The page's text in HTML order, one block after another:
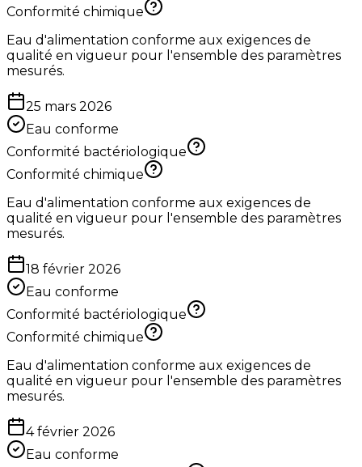
Conformité chimique
Eau d'alimentation conforme aux exigences de
qualité en vigueur pour l'ensemble des paramètres
mesurés.
25 mars 2026
Eau conforme
Conformité bactériologique
Conformité chimique
Eau d'alimentation conforme aux exigences de
qualité en vigueur pour l'ensemble des paramètres
mesurés.
18 février 2026
Eau conforme
Conformité bactériologique
Conformité chimique
Eau d'alimentation conforme aux exigences de
qualité en vigueur pour l'ensemble des paramètres
mesurés.
4 février 2026
Eau conforme